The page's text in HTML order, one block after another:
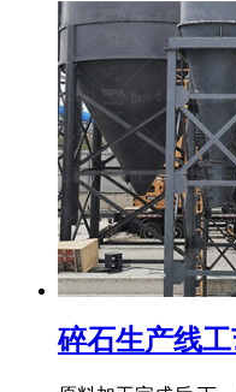
碎石生产线